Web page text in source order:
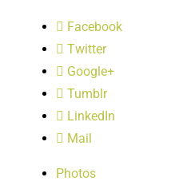
PRATIQUE
LOISIRS
PUBLICATIONS
Facebook
Twitter
Google+
Tumblr
LinkedIn
Mail
Photos